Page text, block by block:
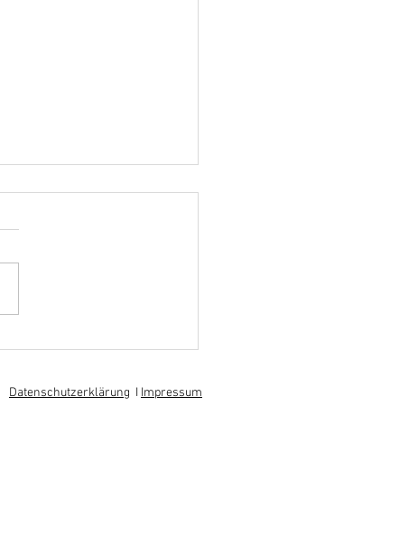
Datenschutzerklärung IImpressum